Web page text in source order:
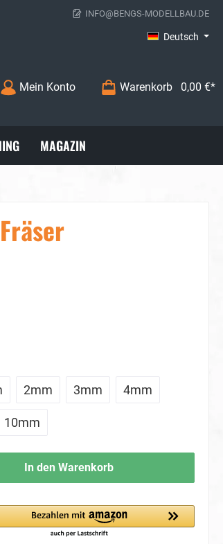
INFO@BENGS-MODELLBAU.DE
Deutsch
Mein Konto Warenkorb 0,00 €*
MAGAZIN
2mm 3mm 4mm
10mm
In den Warenkorb